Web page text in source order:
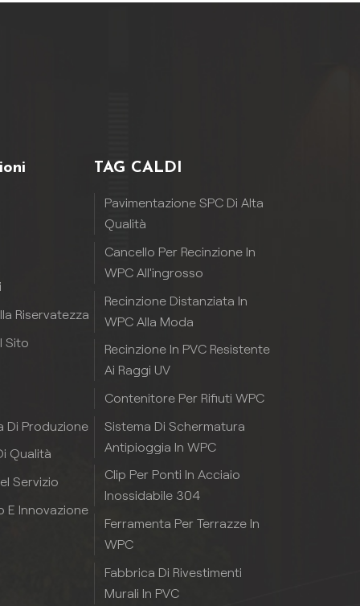
Riservatezza
Sito
Di Produzione
Qualità
Servizio
E Innovazione
TAG CALDI
Pavimentazione SPC Di Alta
Qualità
Cancello Per Recinzione In
WPC All'ingrosso
Recinzione Distanziata In
WPC Alla Moda
Recinzione In PVC Resistente
Ai Raggi UV
Contenitore Per Rifiuti WPC
Sistema Di Schermatura
Antipioggia In WPC
Clip Per Ponti In Acciaio
Inossidabile 304
Ferramenta Per Terrazze In
WPC
Fabbrica Di Rivestimenti
Murali In PVC